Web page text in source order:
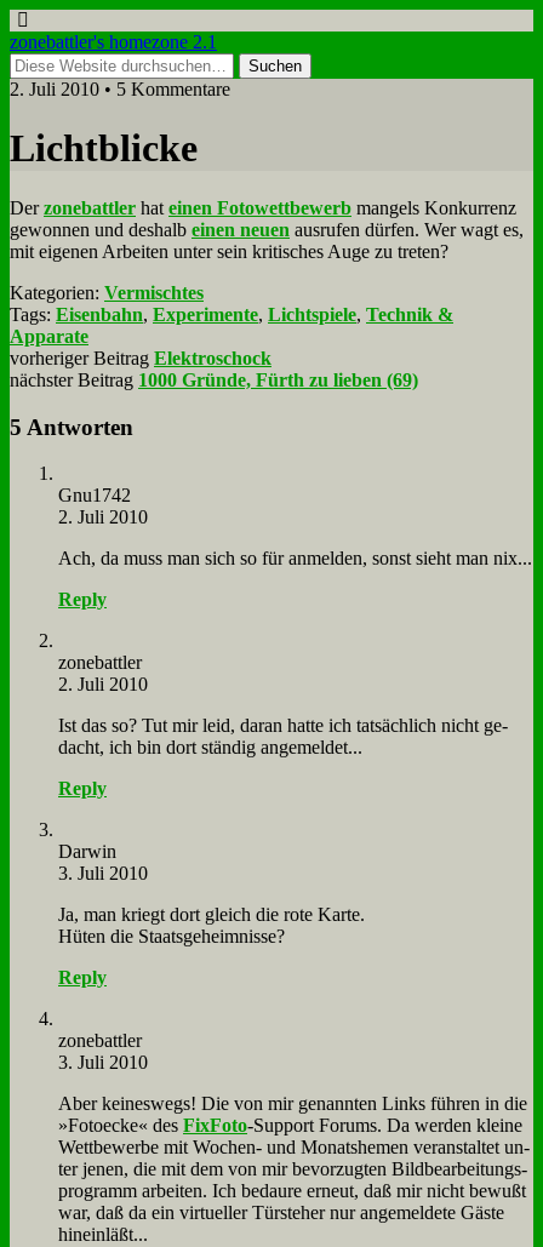
zonebattler's homezone 2.1
2. Juli 2010 • 5 Kommentare
Licht­blicke
Derzone­batt­ler hat ei­nen Fo­to­wett­be­werb man­gels Kon­kur­renz
ge­won­nen und des­halb ei­nen neu­en aus­ru­fen dür­fen. Wer wagt es,
mit ei­ge­nen Ar­bei­ten un­ter sein kri­ti­sches Au­ge zu tre­ten?
Kategorien: Vermischtes
Tags: Eisenbahn, Experimente, Lichtspiele, Technik &
Apparate
vorheriger Beitrag Elektroschock
nächster Beitrag 1000 Gründe, Fürth zu lieben (69)
5 Antworten
Gnu1742
2. Juli 2010
Ach, da muss man sich so für an­mel­den, sonst sieht man nix...
Reply
zone­batt­ler
2. Juli 2010
Ist das so? Tut mir leid, dar­an hat­te ich tat­säch­lich nicht ge­
dacht, ich bin dort stän­dig an­ge­mel­det...
Reply
Dar­win
3. Juli 2010
Ja, man kriegt dort gleich die ro­te Kar­te.
Hü­ten die Staats­ge­heim­nis­se?
Reply
zone­batt­ler
3. Juli 2010
Aber kei­nes­wegs! Die von mir ge­nann­ten Links füh­ren in die
»Fo­to­ecke« des Fix­Fo­to-Sup­port Fo­rums. Da wer­den klei­ne
Wett­be­wer­be mit Wo­chen- und Mo­nats­he­men ver­an­stal­tet un­
ter je­nen, die mit dem von mir be­vor­zug­ten Bild­be­ar­bei­tungs­
pro­gramm ar­bei­ten. Ich be­dau­re er­neut, daß mir nicht be­wußt
war, daß da ein vir­tu­el­ler Tür­ste­her nur an­ge­mel­de­te Gä­ste
hin­ein­läßt...